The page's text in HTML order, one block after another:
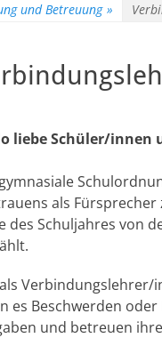
und Betreuung »
liebe Schüler/innen
als
des Schuljahres von
Verbindungslehrer/
es Beschwerden
und betreuen